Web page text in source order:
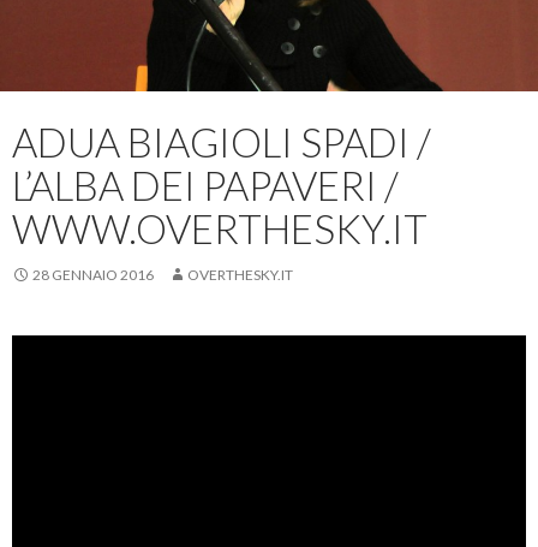
ADUA BIAGIOLI SPADI /
L’ALBA DEI PAPAVERI /
WWW.OVERTHESKY.IT
28 GENNAIO 2016 OVERTHESKY.IT